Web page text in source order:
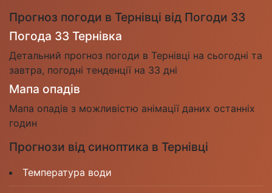
Прогноз погоди в Тернівці від Погоди 33
Погода 33 Тернівка
Детальний прогноз погоди в Тернівці на сьогодні та
завтра, погодні тенденції на 33 дні
Мапа опадів
Мапа опадів з можливістю анімації даних останніх
годин
Прогнози від синоптика в Тернівці
Температура води